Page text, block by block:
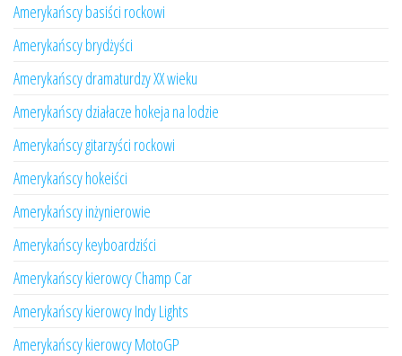
Amerykańscy basiści rockowi
Amerykańscy brydżyści
Amerykańscy dramaturdzy XX wieku
Amerykańscy działacze hokeja na lodzie
Amerykańscy gitarzyści rockowi
Amerykańscy hokeiści
Amerykańscy inżynierowie
Amerykańscy keyboardziści
Amerykańscy kierowcy Champ Car
Amerykańscy kierowcy Indy Lights
Amerykańscy kierowcy MotoGP